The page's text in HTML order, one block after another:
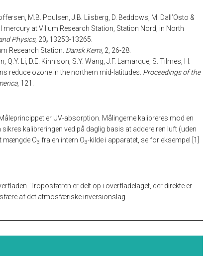
M.B. Poulsen, J.B. Liisberg, D. Beddows, M. Dall’Osto &
at Villum Research Station, Station Nord, in North
Physics, 20, 13253-13265.
Research Station. Dansk Kemi, 2, 26-28.
Q.Y. Li, D.E. Kinnison, S.Y. Wang, J.F. Lamarque, S. Tilmes, H.
reduce ozone in the northern mid-latitudes. Proceedings of the
, 121.
er UV-absorption. Målingerne kalibreres mod en
kalibreringen ved på daglig basis at addere ren luft (uden
mængde O3 fra en intern O3-kilde i apparatet, se for eksempel [1]
Troposfæren er delt op i overfladelaget, der direkte er
af det atmosfæriske inversionslag.